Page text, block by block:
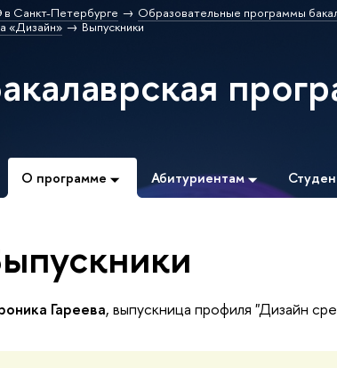
Санкт-Петербурге Образовательные программы
«Дизайн»
Выпускники
О программе Абитуриентам
Гареева, выпускница профиля "Дизайн